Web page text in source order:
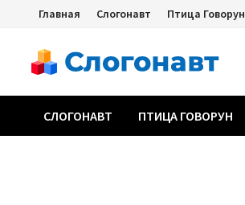
Перейти
содержимому
Главная Слогонавт Птица Говорун
СЛОГОНАВТ ПТИЦА ГОВОРУН